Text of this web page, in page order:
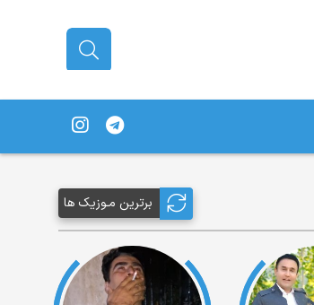
برترین مـوزیک ها